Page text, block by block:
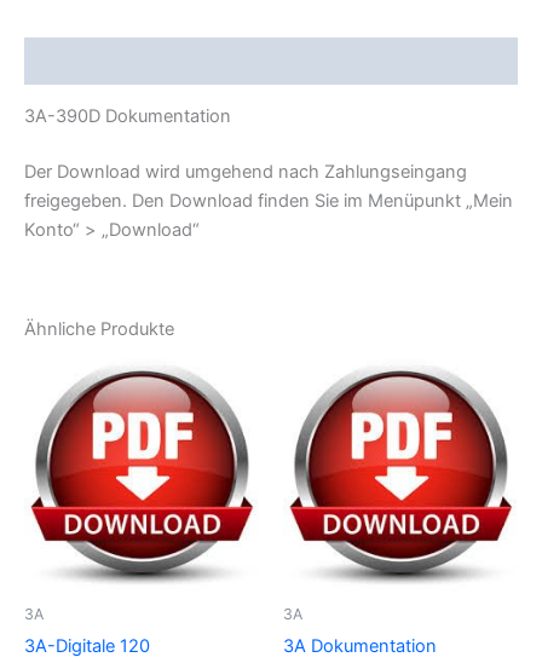
3A-390D Dokumentation
Der Download wird umgehend nach Zahlungseingang
freigegeben. Den Download finden Sie im Menüpunkt „Mein
Konto“ > „Download“
Ähnliche Produkte
3A
3A-Digitale 120
3A
3A Dokumentation